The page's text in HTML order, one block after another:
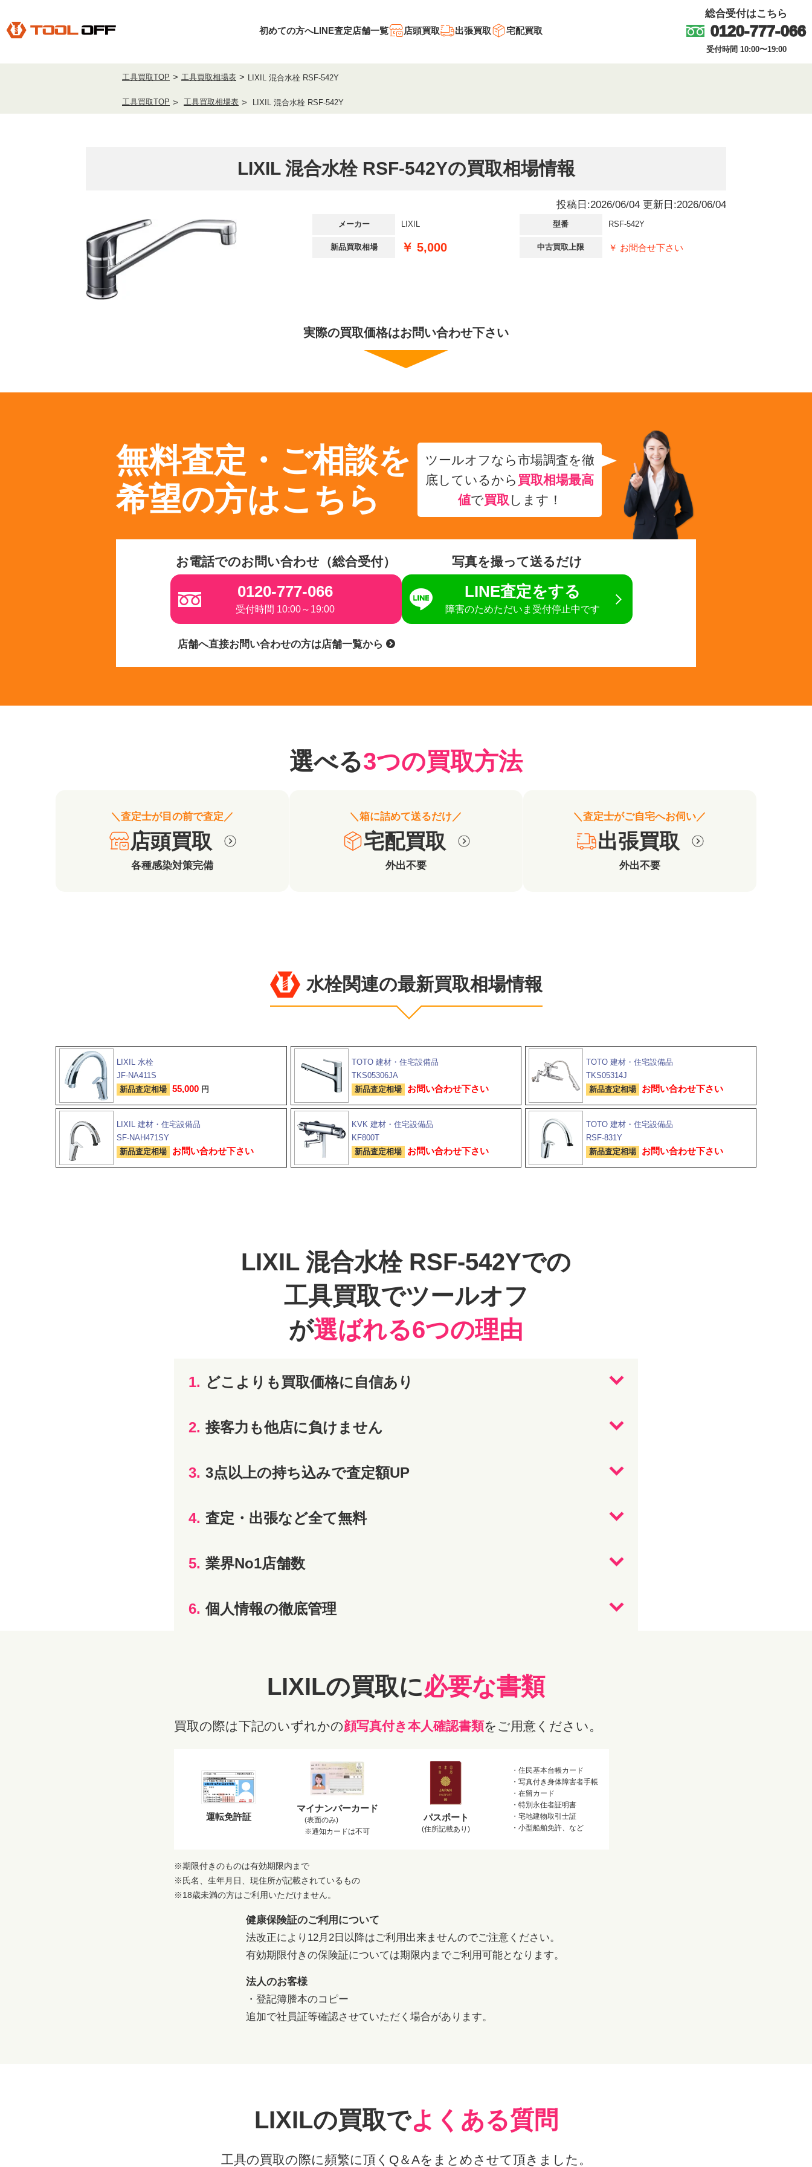
初めての方へLINE査定店舗一覧 店頭買取 出張買取 宅配買取
総合受付はこちら
0120-777-066
受付時間 10:00〜19:00
工具買取TOP 工具買取相場表 LIXIL 混合水栓 RSF-542Y
工具買取TOP 工具買取相場表 LIXIL 混合水栓 RSF-542Y
LIXIL 混合水栓 RSF-542Yの買取相場情報
投稿日:2026/06/04 更新日:2026/06/04
メーカー LIXIL 型番 RSF-542Y
新品買取相場 ￥ 5,000 中古買取上限 ￥ お問合せ下さい
実際の買取価格はお問い合わせ下さい
無料査定・ご相談を
希望の方はこちら
ツールオフなら市場調査を徹
底しているから 買取相場最高
値で買取 します！
お電話でのお問い合わせ（総合受付）
0120-777-066
受付時間 10:00～19:00
写真を撮って送るだけ
LINE査定をする
障害のためただいま受付停止中です
店舗へ直接お問い合わせの方は店舗一覧から
選べる3つの買取方法
＼査定士が目の前で査定／
店頭買取
各種感染対策完備
＼箱に詰めて送るだけ／
宅配買取
外出不要
＼査定士がご自宅へお伺い／
出張買取
外出不要
水栓関連の最新買取相場情報
LIXIL 水栓
JF-NA411S
新品査定相場 55,000 円
TOTO 建材・住宅設備品
TKS05306JA
新品査定相場 お問い合わせ下さい
TOTO 建材・住宅設備品
TKS05314J
新品査定相場 お問い合わせ下さい
LIXIL 建材・住宅設備品
SF-NAH471SY
新品査定相場 お問い合わせ下さい
KVK 建材・住宅設備品
KF800T
新品査定相場 お問い合わせ下さい
TOTO 建材・住宅設備品
RSF-831Y
新品査定相場 お問い合わせ下さい
LIXIL 混合水栓 RSF-542Yでの
工具買取でツールオフ
が選ばれる6つの理由
1. どこよりも買取価格に自信あり
2. 接客力も他店に負けません
3. 3点以上の持ち込みで査定額UP
4. 査定・出張など全て無料
5. 業界No1店舗数
6. 個人情報の徹底管理
LIXILの買取に必要な書類
買取の際は下記のいずれかの顔写真付き本人確認書類をご用意ください。
運転免許証
マイナンバーカード
(表面のみ)
※通知カードは不可
パスポート
(住所記載あり)
・住民基本台帳カード
・写真付き身体障害者手帳
・在留カード
・特別永住者証明書
・宅地建物取引士証
・小型船舶免許、など
※期限付きのものは有効期限内まで
※氏名、生年月日、現住所が記載されているもの
※18歳未満の方はご利用いただけません。
健康保険証のご利用について
法改正により12月2日以降はご利用出来ませんのでご注意ください。
有効期限付きの保険証については期限内までご利用可能となります。
法人のお客様
・登記簿謄本のコピー
追加で社員証等確認させていただく場合があります。
LIXILの買取でよくある質問
工具の買取の際に頻繁に頂くQ＆Aをまとめさせて頂きました。